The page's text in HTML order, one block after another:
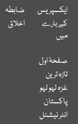
ایکسپریس
کے بارے
میں
ضابطہ
اخلاق
صفحۂ اول
تازہ ترین
غزہ لہو لہو
پاکستان
انٹر نیشنل